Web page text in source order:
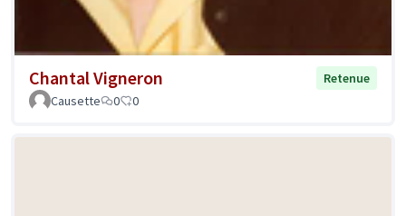
Chantal Vigneron
Retenue
Causette
0 0